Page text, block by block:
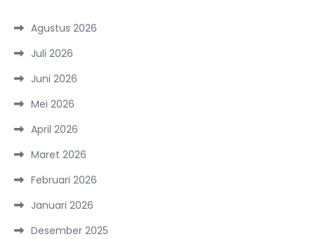
Agustus 2026
Juli 2026
Juni 2026
Mei 2026
April 2026
Maret 2026
Februari 2026
Januari 2026
Desember 2025